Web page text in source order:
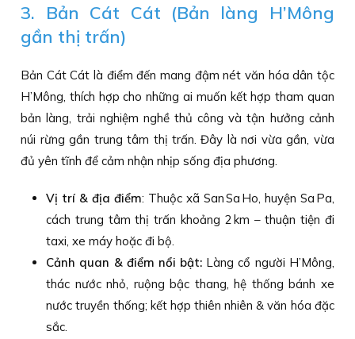
3. Bản Cát Cát (Bản làng H’Mông
gần thị trấn)
Bản Cát Cát là điểm đến mang đậm nét văn hóa dân tộc
H’Mông, thích hợp cho những ai muốn kết hợp tham quan
bản làng, trải nghiệm nghề thủ công và tận hưởng cảnh
núi rừng gần trung tâm thị trấn. Đây là nơi vừa gần, vừa
đủ yên tĩnh để cảm nhận nhịp sống địa phương.
Vị trí & địa điểm: Thuộc xã San Sa Ho, huyện Sa Pa,
cách trung tâm thị trấn khoảng 2 km – thuận tiện đi
taxi, xe máy hoặc đi bộ.
Cảnh quan & điểm nổi bật: Làng cổ người H’Mông,
thác nước nhỏ, ruộng bậc thang, hệ thống bánh xe
nước truyền thống; kết hợp thiên nhiên & văn hóa đặc
sắc.